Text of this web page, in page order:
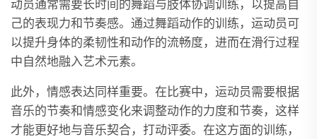
动员通常需要长时间的舞蹈与肢体协调训练，以提高自
己的表现力和节奏感。通过舞蹈动作的训练，运动员可
以提升身体的柔韧性和动作的流畅度，进而在滑行过程
中自然地融入艺术元素。
此外，情感表达同样重要。在比赛中，运动员需要根据
音乐的节奏和情感变化来调整动作的力度和节奏，这样
才能更好地与音乐契合，打动评委。在这方面的训练，